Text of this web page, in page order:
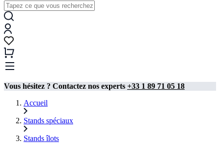
Vous hésitez ? Contactez nos experts +33 1 89 71 05 18
Accueil
Stands spéciaux
Stands îlots